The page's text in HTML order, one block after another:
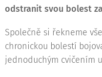
odstranit svou bolest
Společně si řekneme
chronickou bolestí
jednoduchým cvičením